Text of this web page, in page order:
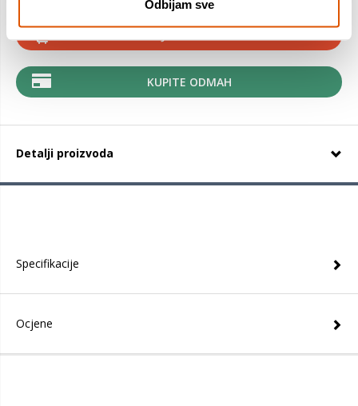
Odbijam sve
KUPITE ODMAH
Detalji proizvoda
Specifikacije
Ocjene